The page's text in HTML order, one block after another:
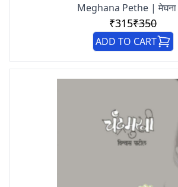
Meghana Pethe | मेघना
₹315₹350
ADD TO CART